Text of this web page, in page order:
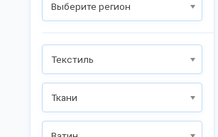
Выберите регион
Текстиль
Ткани